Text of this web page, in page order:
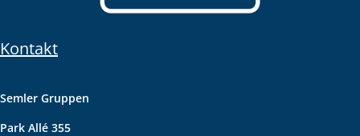
Kontakt
Semler Gruppen
Park Allé 355